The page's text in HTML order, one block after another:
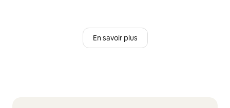
En savoir plus